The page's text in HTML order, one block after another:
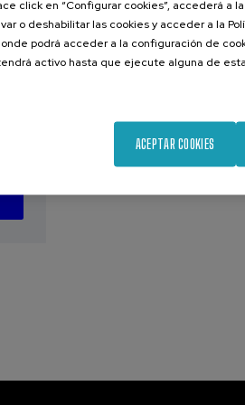
click en “Configurar cookies”, accederá a
o deshabilitar las cookies y acceder a la
podrá acceder a la configuración de
activo hasta que ejecute alguna de
ACEPTAR COOKIES